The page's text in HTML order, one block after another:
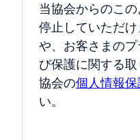
当協会からのこ
停止していただ
や、お客さまの
び保護に関する
協会の個人情報
い。